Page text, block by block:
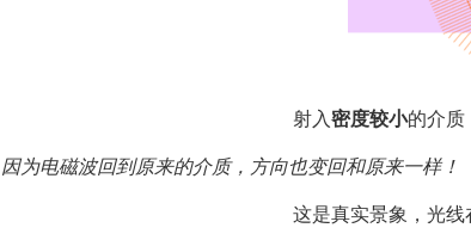
射入密度较小的介质
因为电磁波回到原来的介质，方向也变回和原来一样！
这是真实景象，光线